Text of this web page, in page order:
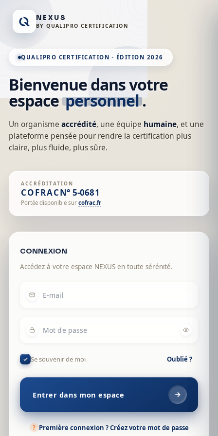
NEXUS
BY QUALIPRO CERTIFICATION
QUALIPRO CERTIFICATION · ÉDITION 2026
Bienvenue dans votre
espacepersonnel.
Un organisme accrédité, une équipe humaine, et une
plateforme pensée pour rendre la certification plus
claire, plus fluide, plus sûre.
ACCRÉDITATION
COFRACN° 5-0681
Portée disponible sur cofrac.fr
CONNEXION
Accédez à votre espace NEXUS en toute sérénité.
E-mail
Mot de passe
Se souvenir de moi Oublié ?
Entrer dans mon espace
? Première connexion ? Créez votre mot de passe